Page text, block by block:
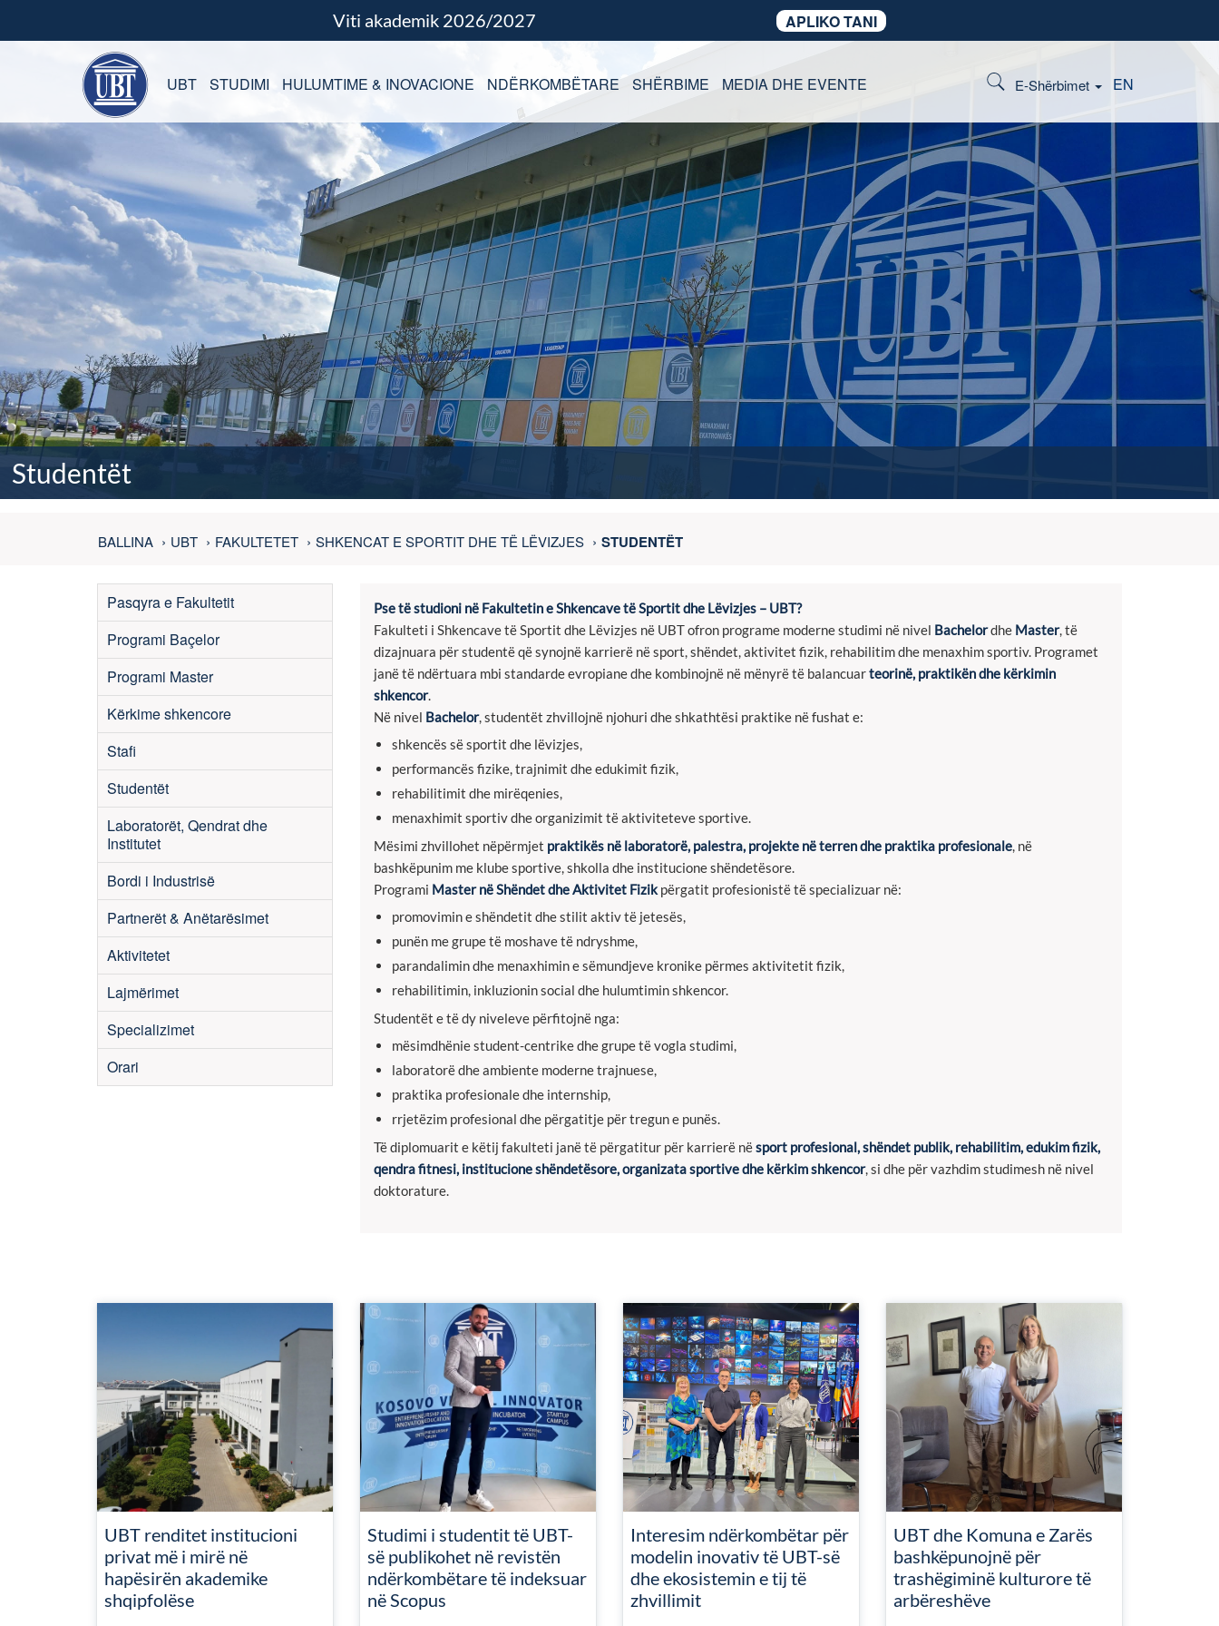
Viti akademik 2026/2027 APLIKO TANI
E-Shërbimet EN
UBT STUDIMI HULUMTIME & INOVACIONE NDËRKOMBËTARE SHËRBIME MEDIA DHE EVENTE
Studentët
BALLINA UBT FAKULTETET SHKENCAT E SPORTIT DHE TË LËVIZJES STUDENTËT
Pasqyra e Fakultetit
Programi Baçelor
Programi Master
Kërkime shkencore
Stafi
Studentët
Laboratorët, Qendrat dhe
Institutet
Bordi i Industrisë
Partnerët & Anëtarësimet
Aktivitetet
Lajmërimet
Specializimet
Orari
Pse të studioni në Fakultetin e Shkencave të Sportit dhe Lëvizjes – UBT?
Fakulteti i Shkencave të Sportit dhe Lëvizjes në UBT ofron programe moderne studimi në nivel Bachelordhe Master, të
dizajnuara për studentë që synojnë karrierë në sport, shëndet, aktivitet fizik, rehabilitim dhe menaxhim sportiv. Programet
janë të ndërtuara mbi standarde evropiane dhe kombinojnë në mënyrë të balancuarteorinë, praktikën dhe kërkimin
shkencor.
Në nivel Bachelor, studentët zhvillojnë njohuri dhe shkathtësi praktike në fushat e:
shkencës së sportit dhe lëvizjes,
performancës fizike, trajnimit dhe edukimit fizik,
rehabilitimit dhe mirëqenies,
menaxhimit sportiv dhe organizimit të aktiviteteve sportive.
Mësimi zhvillohet nëpërmjet praktikës në laboratorë, palestra, projekte në terren dhe praktika profesionale, në
bashkëpunim me klube sportive, shkolla dhe institucione shëndetësore.
Programi Master në Shëndet dhe Aktivitet Fizikpërgatit profesionistë të specializuar në:
promovimin e shëndetit dhe stilit aktiv të jetesës,
punën me grupe të moshave të ndryshme,
parandalimin dhe menaxhimin e sëmundjeve kronike përmes aktivitetit fizik,
rehabilitimin, inkluzionin social dhe hulumtimin shkencor.
Studentët e të dy niveleve përfitojnë nga:
mësimdhënie student-centrike dhe grupe të vogla studimi,
laboratorë dhe ambiente moderne trajnuese,
praktika profesionale dhe internship,
rrjetëzim profesional dhe përgatitje për tregun e punës.
Të diplomuarit e këtij fakulteti janë të përgatitur për karrierë nësport profesional, shëndet publik, rehabilitim, edukim fizik,
qendra fitnesi, institucione shëndetësore, organizata sportive dhe kërkim shkencor, si dhe për vazhdim studimesh në nivel
doktorature.
UBT renditet institucioni
privat më i mirë në
hapësirën akademike
shqipfolëse
Studimi i studentit të UBT-
së publikohet në revistën
ndërkombëtare të indeksuar
në Scopus
Interesim ndërkombëtar për
modelin inovativ të UBT-së
dhe ekosistemin e tij të
zhvillimit
UBT dhe Komuna e Zarës
bashkëpunojnë për
trashëgiminë kulturore të
arbëreshëve